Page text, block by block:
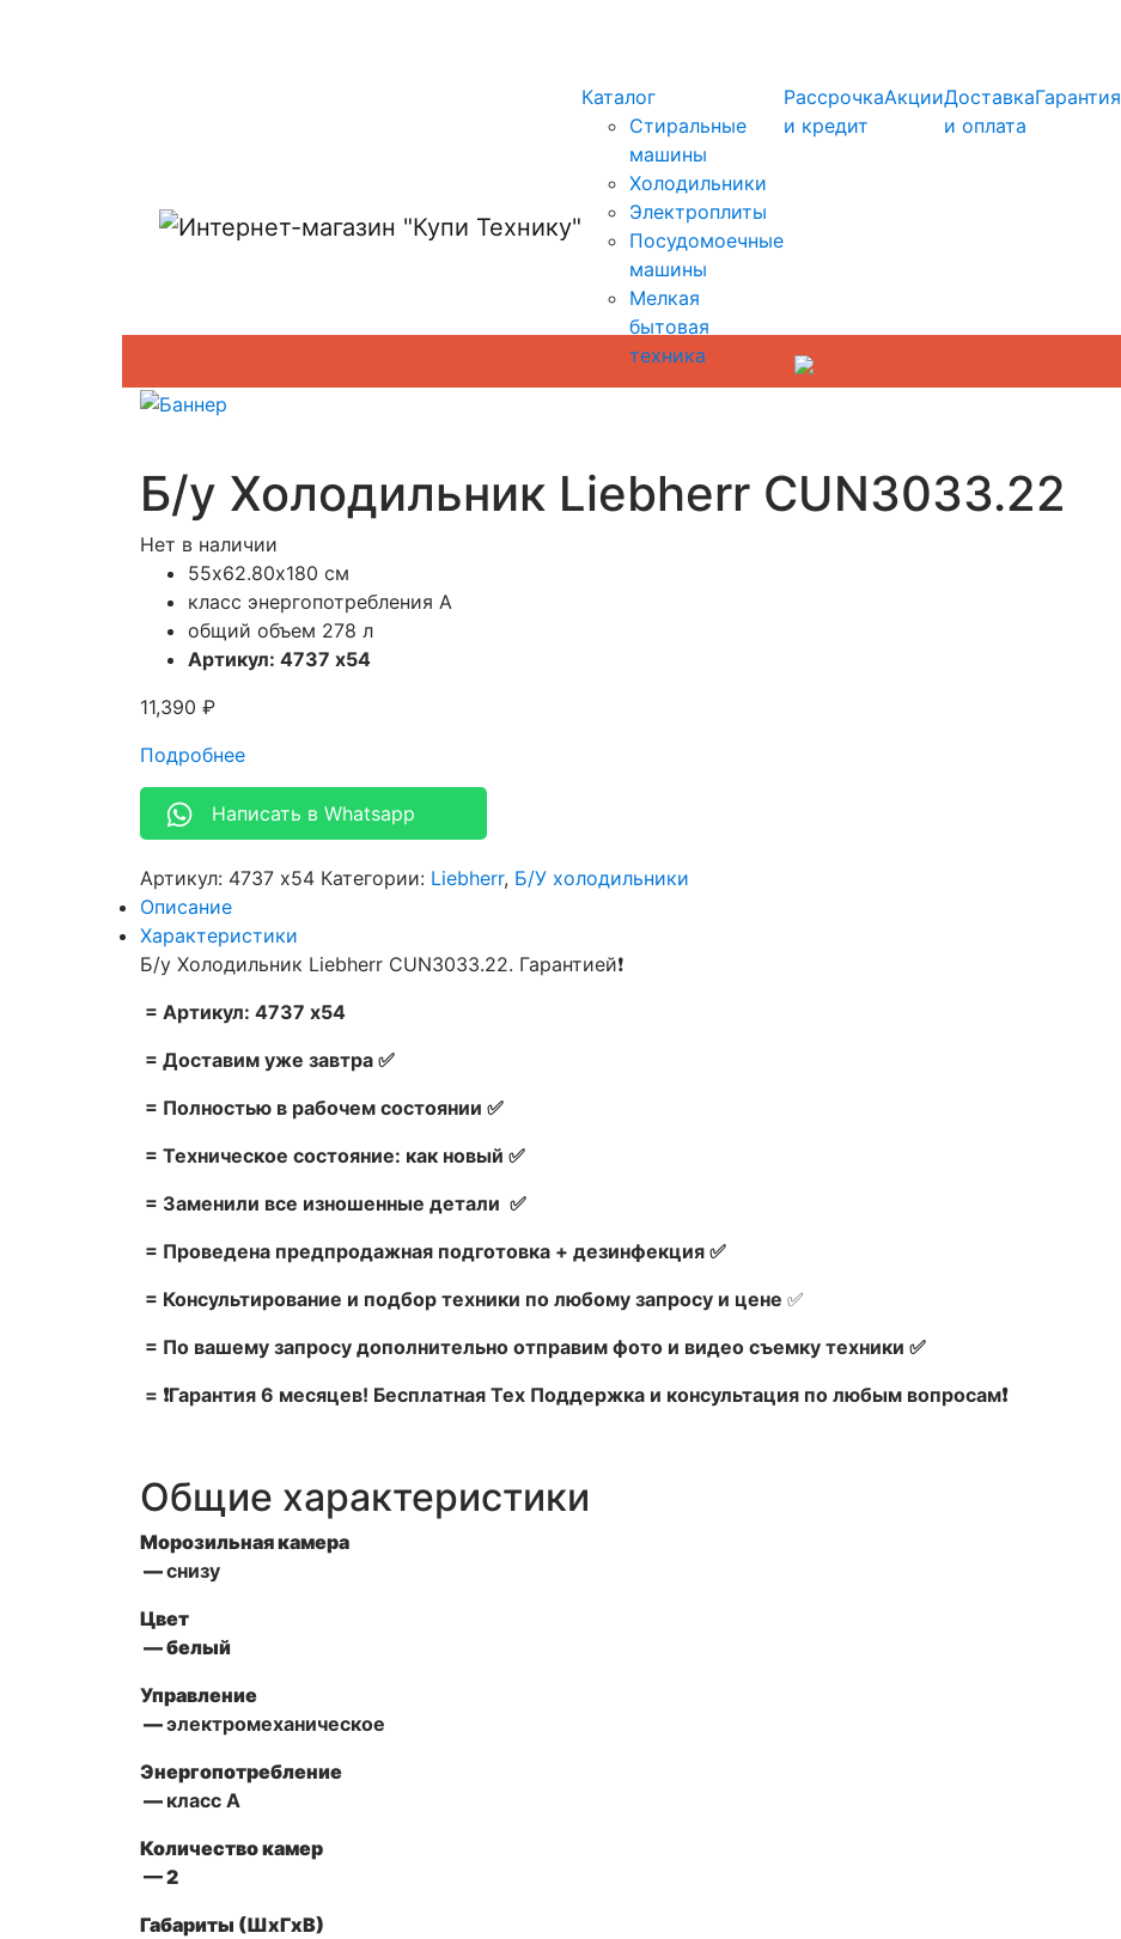
Каталог
Стиральные
машины
Холодильники
Электроплиты
Посудомоечные
машины
Мелкая
бытовая
техника
Рассрочка
и кредит
АкцииДоставка
и оплата
Гарантия
Б/у Холодильник Liebherr CUN3033.22
Нет в наличии
55х62.80х180 см
класс энергопотребления A
общий объем 278 л
Артикул: 4737 х54
11,390 ₽
Подробнее
Написать в Whatsapp
Артикул: 4737 х54 Категории: Liebherr, Б/У холодильники
Описание
Характеристики
Б/у Холодильник Liebherr CUN3033.22. Гарантией❗
= Артикул: 4737 х54
= Доставим уже завтра ✅
= Полностью в рабочем состоянии ✅
= Техническое состояние: как новый ✅
= Заменили все изношенные детали ✅
= Проведена предпродажная подготовка + дезинфекция ✅
= Консультирование и подбор техники по любому запросу и цене ✅
= По вашему запросу дополнительно отправим фото и видео съемку техники ✅
= ❗Гарантия 6 месяцев! Бесплатная Тех Поддержка и консультация по любым вопросам❗
Общие характеристики
Морозильная камера
—снизу
Цвет
— белый
Управление
—электромеханическое
Энергопотребление
— класс А
Количество камер
— 2
Габариты (ШxГxВ)